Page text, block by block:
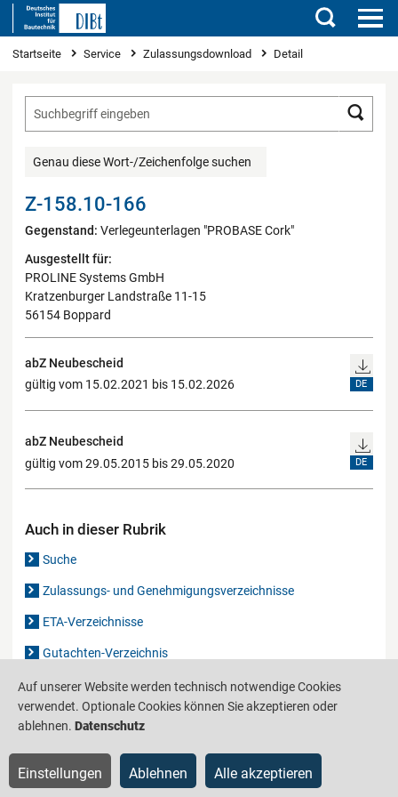
Suchen
Sie sind hier
Startseite Service Zulassungsdownload Detail
Genau diese Wort-/Zeichenfolge suchen
Z-158.10-166
Gegenstand: Verlegeunterlagen "PROBASE Cork"
Ausgestellt für:
PROLINE Systems GmbH
Kratzenburger Landstraße 11-15
56154 Boppard
abZ Neubescheid
gültig vom 15.02.2021 bis 15.02.2026
DE
abZ Neubescheid
gültig vom 29.05.2015 bis 29.05.2020
DE
Auch in dieser Rubrik
Suche
Zulassungs- und Genehmigungsverzeichnisse
ETA-Verzeichnisse
Gutachten-Verzeichnis
Produktinformationsstelle für das Bauwesen IS-ARGEBAU
Auf unserer Website werden technisch notwendige Cookies
verwendet. Optionale Cookies können Sie akzeptieren oder
ablehnen. Datenschutz
Einstellungen Ablehnen Alle akzeptieren